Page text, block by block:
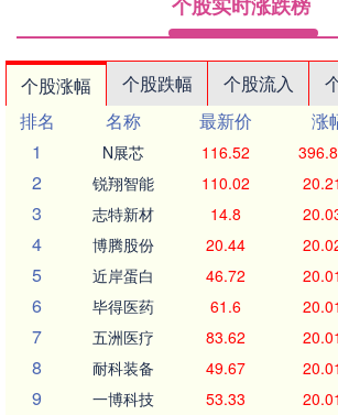
个股实时涨跌榜
个股涨幅 个股跌幅 个股流入
排名
名称 最新价 涨
1
N展芯 116.52
2 锐翔智能 110.02
3 志特新材 14.8
4 博腾股份 20.44
5 近岸蛋白 46.72
6 毕得医药 61.6
7 五洲医疗 83.62
8 耐科装备 49.67
9 一博科技 53.33